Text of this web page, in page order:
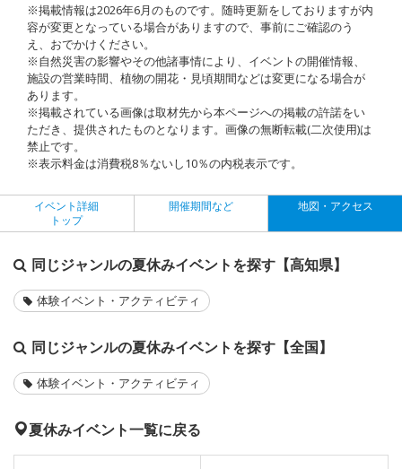
※掲載情報は2026年6月のものです。随時更新をしておりますが内
容が変更となっている場合がありますので、事前にご確認のう
え、おでかけください。
※自然災害の影響やその他諸事情により、イベントの開催情報、
施設の営業時間、植物の開花・見頃期間などは変更になる場合が
あります。
※掲載されている画像は取材先から本ページへの掲載の許諾をい
ただき、提供されたものとなります。画像の無断転載(二次使用)は
禁止です。
※表示料金は消費税8％ないし10％の内税表示です。
イベント詳細
トップ
開催期間など 地図・アクセス
同じジャンルの夏休みイベントを探す【高知県】
体験イベント・アクティビティ
同じジャンルの夏休みイベントを探す【全国】
体験イベント・アクティビティ
夏休みイベント一覧に戻る